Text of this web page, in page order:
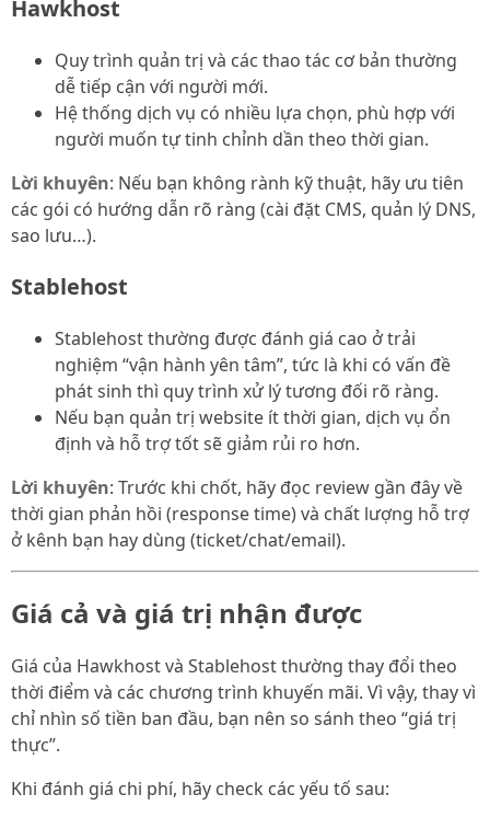
Hawkhost
Quy trình quản trị và các thao tác cơ bản thường
dễ tiếp cận với người mới.
Hệ thống dịch vụ có nhiều lựa chọn, phù hợp với
người muốn tự tinh chỉnh dần theo thời gian.
Lời khuyên: Nếu bạn không rành kỹ thuật, hãy ưu tiên
các gói có hướng dẫn rõ ràng (cài đặt CMS, quản lý DNS,
sao lưu…).
Stablehost
Stablehost thường được đánh giá cao ở trải
nghiệm “vận hành yên tâm”, tức là khi có vấn đề
phát sinh thì quy trình xử lý tương đối rõ ràng.
Nếu bạn quản trị website ít thời gian, dịch vụ ổn
định và hỗ trợ tốt sẽ giảm rủi ro hơn.
Lời khuyên: Trước khi chốt, hãy đọc review gần đây về
thời gian phản hồi (response time) và chất lượng hỗ trợ
ở kênh bạn hay dùng (ticket/chat/email).
Giá cả và giá trị nhận được
Giá của Hawkhost và Stablehost thường thay đổi theo
thời điểm và các chương trình khuyến mãi. Vì vậy, thay vì
chỉ nhìn số tiền ban đầu, bạn nên so sánh theo “giá trị
thực”.
Khi đánh giá chi phí, hãy check các yếu tố sau: